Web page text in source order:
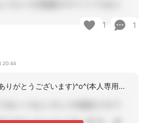
1 1
20:44
あつこ姫さん，ありがとうございます)^o^(本人専用に作られた物という事で，署名